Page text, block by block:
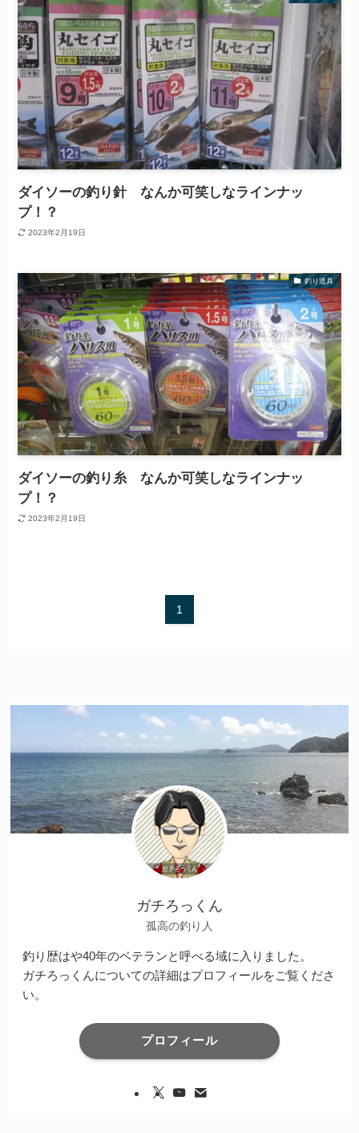
ダイソーの釣り針 なんか可笑しなラインナッ
プ！？
2023年2月19日
釣り道具
ダイソーの釣り糸 なんか可笑しなラインナッ
プ！？
2023年2月19日
1
ガチろっくん
孤高の釣り人
釣り歴はや40年のベテランと呼べる域に入りました。
ガチろっくんについての詳細はプロフィールをご覧くださ
い。
プロフィール